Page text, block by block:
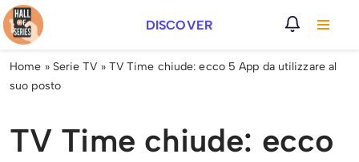
Vai
al
contenuto
DISCOVER
Home » Serie TV » TV Time chiude: ecco 5 App da utilizzare al
suo posto
TV Time chiude: ecco